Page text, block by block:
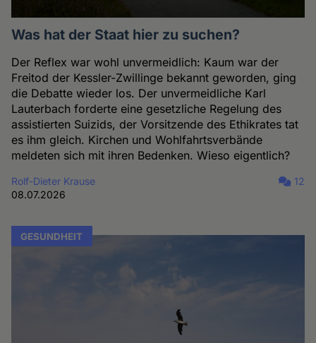
Was hat der Staat hier zu suchen?
Der Reflex war wohl unvermeidlich: Kaum war der
Freitod der Kessler-Zwillinge bekannt geworden, ging
die Debatte wieder los. Der unvermeidliche Karl
Lauterbach forderte eine gesetzliche Regelung des
assistierten Suizids, der Vorsitzende des Ethikrates tat
es ihm gleich. Kirchen und Wohlfahrtsverbände
meldeten sich mit ihren Bedenken. Wieso eigentlich?
Rolf-Dieter Krause
08.07.2026
12
GESUNDHEIT